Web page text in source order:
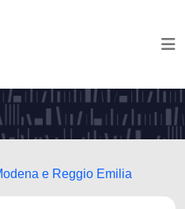
e Reggio Emilia